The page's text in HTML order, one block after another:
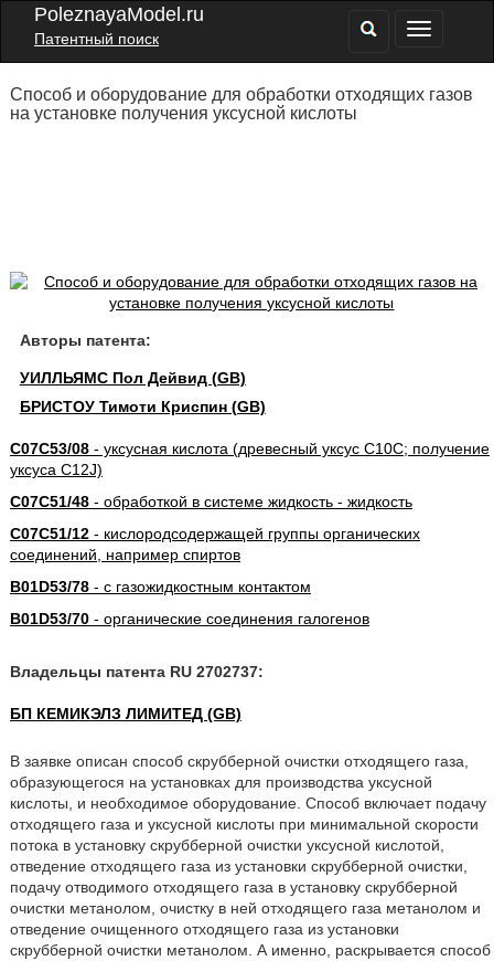
PoleznayaModel.ru
Патентный поиск
Способ и оборудование для обработки отходящих газов
на установке получения уксусной кислоты
Авторы патента:
УИЛЛЬЯМС Пол Дейвид (GB)
БРИСТОУ Тимоти Криспин (GB)
C07C53/08- уксусная кислота (древесный уксус C10C; получение
уксуса C12J)
C07C51/48- обработкой в системе жидкость - жидкость
C07C51/12- кислородсодержащей группы органических
соединений, например спиртов
B01D53/78- с газожидкостным контактом
B01D53/70- органические соединения галогенов
Владельцы патента RU 2702737:
БП КЕМИКЭЛЗ ЛИМИТЕД (GB)
В заявке описан способ скрубберной очистки отходящего газа,
образующегося на установках для производства уксусной
кислоты, и необходимое оборудование. Способ включает подачу
отходящего газа и уксусной кислоты при минимальной скорости
потока в установку скрубберной очистки уксусной кислотой,
отведение отходящего газа из установки скрубберной очистки,
подачу отводимого отходящего газа в установку скрубберной
очистки метанолом, очистку в ней отходящего газа метанолом и
отведение очищенного отходящего газа из установки
скрубберной очистки метанолом. А именно, раскрывается способ